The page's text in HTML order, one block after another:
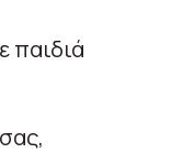
παιδιά